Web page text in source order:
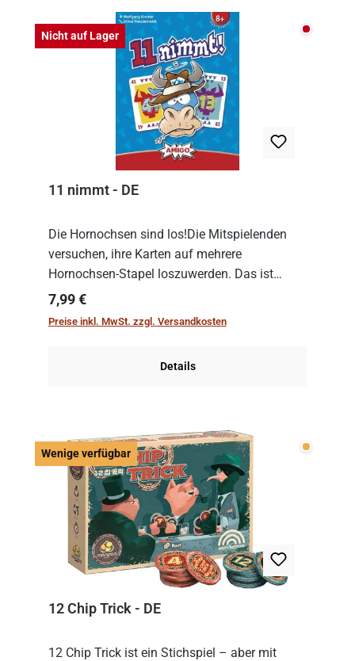
Nicht auf Lager Nicht
11 nimmt - DE
Die Hornochsen sind los!Die Mitspielenden
versuchen, ihre Karten auf mehrere
Hornochsen-Stapel loszuwerden. Das ist
kniffliger als gedacht, denn die Differenz
zwischen ausgespielter Karte und der
Regulärer Preis:
7,99 €
Preise inkl. MwSt. zzgl. Versandkosten
Details
Wenige verfügbar Wenige
12 Chip Trick - DE
12 Chip Trick ist ein Stichspiel – aber mit